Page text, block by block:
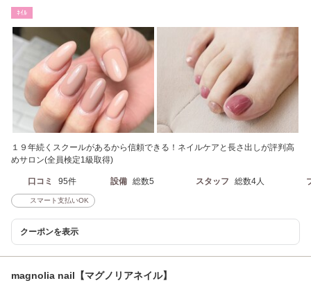
ﾈｲﾙ
１９年続くスクールがあるから信頼できる！ネイルケアと長さ出しが評判高
めサロン(全員検定1級取得)
口コミ 95件 設備 総数5 スタッフ 総数4人
スマート支払いOK
クーポンを表示
magnolia nail【マグノリアネイル】